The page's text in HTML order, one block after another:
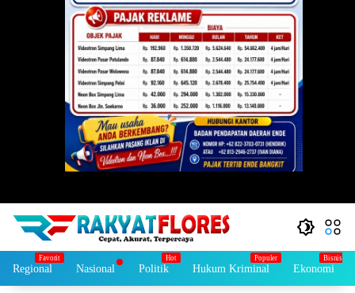
Regional Nasional Politik Hukum Kriminal Ekonomi